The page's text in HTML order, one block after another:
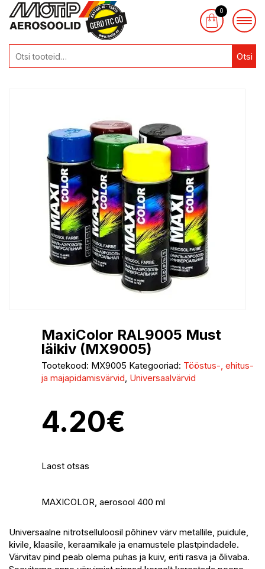
Otsi
0
MaxiColor RAL9005 Must
läikiv (MX9005)
Tootekood: MX9005 Kategooriad: Tööstus-, ehitus-
ja majapidamisvärvid, Universaalvärvid
4.20€
Laost otsas
MAXICOLOR, aerosool 400 ml
Universaalne nitrotselluloosil põhinev värv metallile, puidule,
kivile, klaasile, keraamikale ja enamustele plastpindadele.
Värvitav pind peab olema puhas ja kuiv, eriti rasva ja õlivaba.